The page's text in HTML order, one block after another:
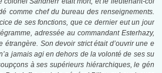
comme chef du bureau des renseignements.
de ses fonctions, que ce dernier eut un jour
adressée au commandant Esterhazy,
étrangère. Son devoir strict était d’ouvrir une e
jamais agi en dehors de la volonté de ses su
à ses supérieurs hiérarchiques, le gén